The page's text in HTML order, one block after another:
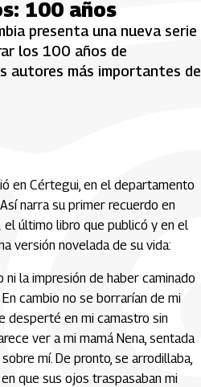
100 años
presenta una nueva serie
los 100 años de
autores más importantes de
en Cértegui, en el departamento
narra su primer recuerdo en
el último libro que publicó y en el
versión novelada de su vida:
ni la impresión de haber caminado
cambio no se borrarían de mi
desperté en mi camastro sin
ver a mi mamá Nena, sentada
mí. De pronto, se arrodillaba,
que sus ojos traspasaban mi